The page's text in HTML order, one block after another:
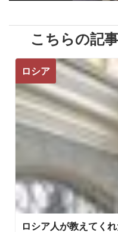
こちらの記
ロシア
ロシア人が教えてく